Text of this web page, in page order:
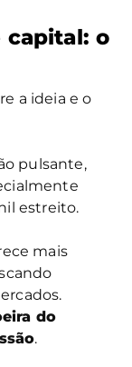
capital: o
a ideia e o
pulsante,
estreito.
mais
do
.